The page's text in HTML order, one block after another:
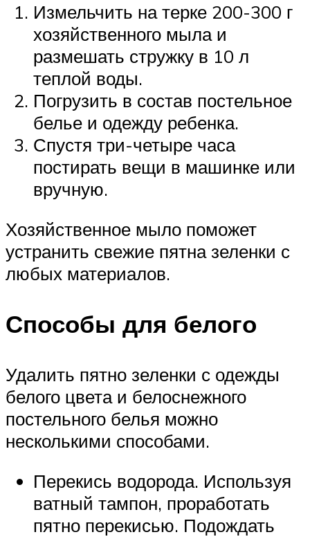
Измельчить на терке 200-300 г
хозяйственного мыла и
размешать стружку в 10 л
теплой воды.
Погрузить в состав постельное
белье и одежду ребенка.
Спустя три-четыре часа
постирать вещи в машинке или
вручную.
Хозяйственное мыло поможет
устранить свежие пятна зеленки с
любых материалов.
Способы для белого
Удалить пятно зеленки с одежды
белого цвета и белоснежного
постельного белья можно
несколькими способами.
Перекись водорода. Используя
ватный тампон, проработать
пятно перекисью. Подождать